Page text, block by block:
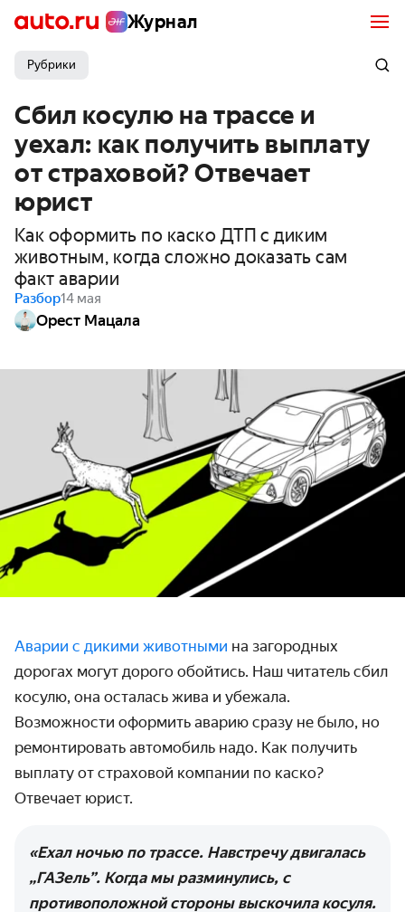
Журнал
Рубрики
Сбил косулю на трассе и
уехал: как получить выплату
от страховой? Отвечает
юрист
Как оформить по каско ДТП с диким
животным, когда сложно доказать сам
факт аварии
Разбор14 мая
Орест Мацала
Аварии с дикими животными на загородных
дорогах могут дорого обойтись. Наш читатель сбил
косулю, она осталась жива и убежала.
Возможности оформить аварию сразу не было, но
ремонтировать автомобиль надо. Как получить
выплату от страховой компании по каско?
Отвечает юрист.
«Ехал ночью по трассе. Навстречу двигалась
„ГАЗель”. Когда мы разминулись, с
противоположной стороны выскочила косуля.